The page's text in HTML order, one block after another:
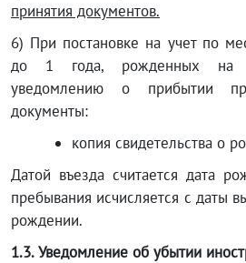
принятия документов.
6) При постановке на учет по
до 1 года, рожденных на
уведомлению о прибытии
документы:
копия свидетельства о
Датой въезда считается дата
пребывания исчисляется с даты
рождении.
1.3. Уведомление об убытии